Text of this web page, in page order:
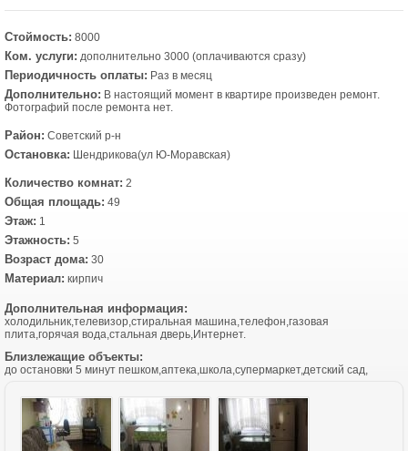
Стоймость: 8000
Ком. услуги: дополнительно 3000 (оплачиваются сразу)
Периодичность оплаты: Раз в месяц
Дополнительно: В настоящий момент в квартире произведен ремонт.
Фотографий после ремонта нет.
Район: Советский р-н
Остановка: Шендрикова(ул Ю-Моравская)
Количество комнат: 2
Общая площадь: 49
Этаж: 1
Этажность: 5
Возраст дома: 30
Материал: кирпич
Дополнительная информация:
холодильник,телевизор,стиральная машина,телефон,газовая
плита,горячая вода,стальная дверь,Интернет.
Близлежащие объекты:
до остановки 5 минут пешком,аптека,школа,супермаркет,детский сад,